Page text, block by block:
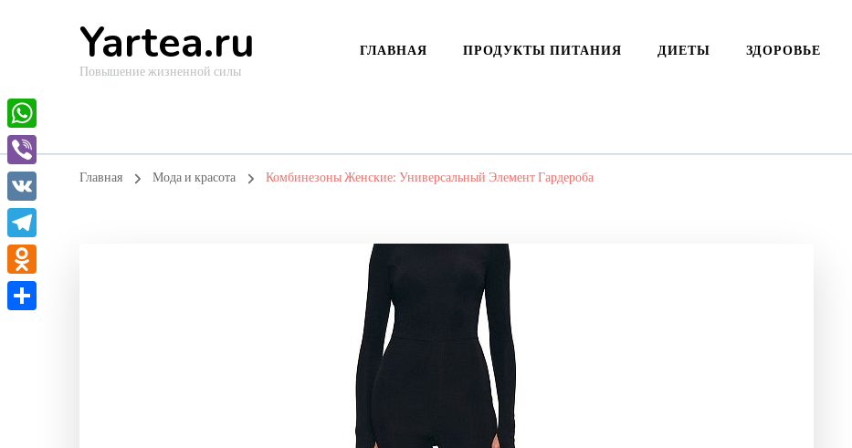
Yartea.ru
Повышение жизненной силы
ГЛАВНАЯ ПРОДУКТЫ ПИТАНИЯ ДИЕТЫ ЗДОРОВЬЕ
Главная Мода и красота Комбинезоны Женские: Универсальный Элемент Гардероба
WhatsApp
Viber
VK
Telegram
Odnoklassniki